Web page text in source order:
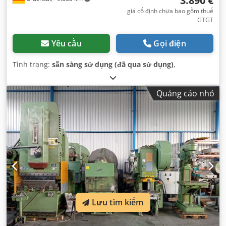
giá cố định chưa bao gồm thuế
GTGT
Yêu cầu Gọi điện
Tình trạng: sẵn sàng sử dụng (đã qua sử dụng),
Quảng cáo nhỏ
Lưu tìm kiếm